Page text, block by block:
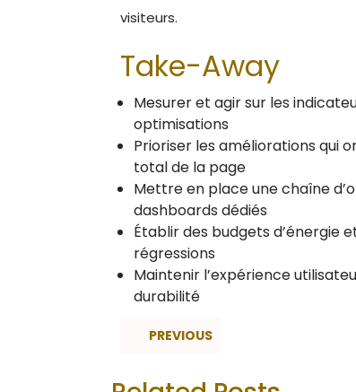
visiteurs.
Take-Away
Mesurer et agir sur les
optimisations
Prioriser les améliorations qui
total de la page
Mettre en place une chaîne
dashboards dédiés
Établir des budgets d’énergie
régressions
Maintenir l’expérience
durabilité
PREVIOUS